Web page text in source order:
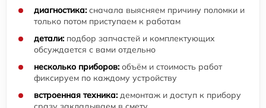
диагностика: сначала выясняем причину поломки и
только потом приступаем к работам
детали: подбор запчастей и комплектующих
обсуждается с вами отдельно
несколько приборов: объём и стоимость работ
фиксируем по каждому устройству
встроенная техника: демонтаж и доступ к прибору